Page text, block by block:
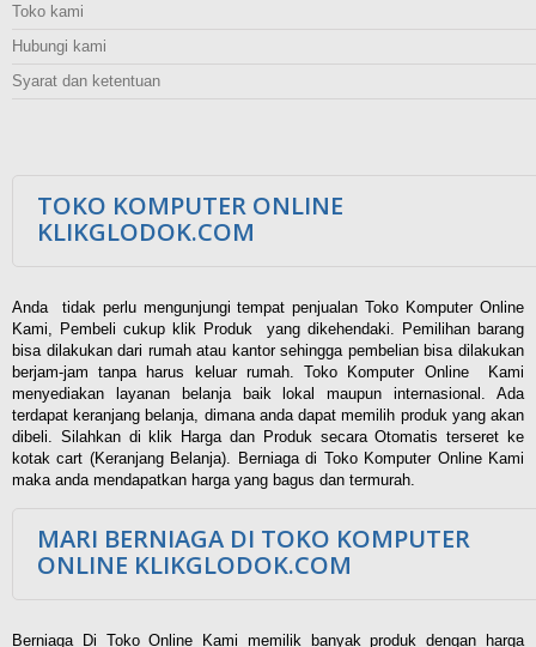
Toko kami
Hubungi kami
Syarat dan ketentuan
TOKO KOMPUTER ONLINE
KLIKGLODOK.COM
Anda tidak perlu mengunjungi tempat penjualan Toko Komputer Online
Kami, Pembeli cukup klik Produk yang dikehendaki. Pemilihan barang
bisa dilakukan dari rumah atau kantor sehingga pembelian bisa dilakukan
berjam-jam tanpa harus keluar rumah. Toko Komputer Online Kami
menyediakan layanan belanja baik lokal maupun internasional. Ada
terdapat keranjang belanja, dimana anda dapat memilih produk yang akan
dibeli. Silahkan di klik Harga dan Produk secara Otomatis terseret ke
kotak cart (Keranjang Belanja). Berniaga di Toko Komputer Online Kami
maka anda mendapatkan harga yang bagus dan termurah.
MARI BERNIAGA DI TOKO KOMPUTER
ONLINE KLIKGLODOK.COM
Berniaga Di Toko Online Kami memilik banyak produk dengan harga